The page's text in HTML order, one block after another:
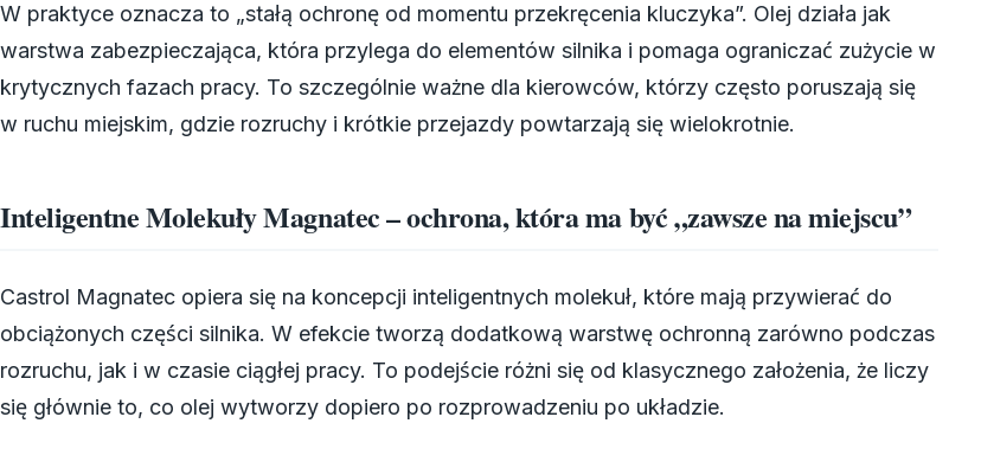
W praktyce oznacza to „stałą ochronę od momentu przekręcenia kluczyka”. Olej działa jak
warstwa zabezpieczająca, która przylega do elementów silnika i pomaga ograniczać zużycie w
krytycznych fazach pracy. To szczególnie ważne dla kierowców, którzy często poruszają się
w ruchu miejskim, gdzie rozruchy i krótkie przejazdy powtarzają się wielokrotnie.
Inteligentne Molekuły Magnatec – ochrona, która ma być „zawsze na miejscu”
Castrol Magnatec opiera się na koncepcji inteligentnych molekuł, które mają przywierać do
obciążonych części silnika. W efekcie tworzą dodatkową warstwę ochronną zarówno podczas
rozruchu, jak i w czasie ciągłej pracy. To podejście różni się od klasycznego założenia, że liczy
się głównie to, co olej wytworzy dopiero po rozprowadzeniu po układzie.